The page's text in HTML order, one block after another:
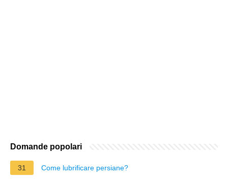
Domande popolari
31 Come lubrificare persiane?